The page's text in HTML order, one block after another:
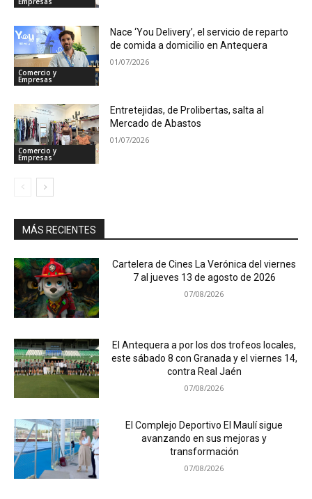
Comercio y
Empresas
Nace ‘You Delivery’, el servicio de reparto
de comida a domicilio en Antequera
01/07/2026
Comercio y
Empresas
Entretejidas, de Prolibertas, salta al
Mercado de Abastos
01/07/2026
MÁS RECIENTES
Cartelera de Cines La Verónica del viernes
7 al jueves 13 de agosto de 2026
07/08/2026
El Antequera a por los dos trofeos locales,
este sábado 8 con Granada y el viernes 14,
contra Real Jaén
07/08/2026
El Complejo Deportivo El Maulí sigue
avanzando en sus mejoras y
transformación
07/08/2026